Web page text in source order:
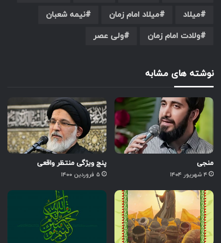
میلاد
میلاد امام زمان
نیمه شعبان
ولادت امام زمان
ولی عصر
نوشته های مشابه
منجی
۴ شهریور ۱۴۰۴
پنج ویژگی منتظر واقعی
۵ فروردین ۱۴۰۰